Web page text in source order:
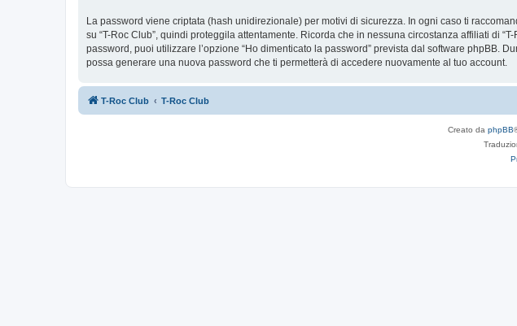
La password viene criptata (hash unidirezionale) per motivi di sicurezza. In ogni caso ti
su “T-Roc Club”, quindi proteggila attentamente. Ricorda che in nessuna circostanza affiliati di
password, puoi utilizzare l’opzione “Ho dimenticato la password” prevista dal software phpBB.
possa generare una nuova password che ti permetterà di accedere nuovamente al tuo account.
T-Roc Club T-Roc Club
Creato da phpBB